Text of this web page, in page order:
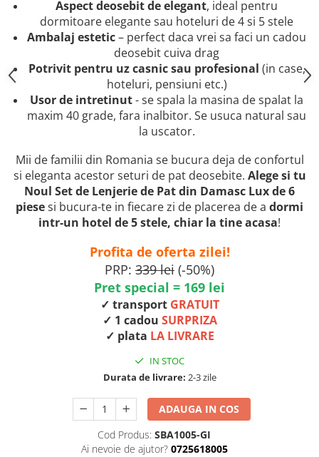
Aspect deosebit de elegant, ideal pentru
dormitoare elegante sau hoteluri de 4 si 5 stele
Ambalaj estetic– perfect daca vrei sa faci un cadou
deosebit cuiva drag
Potrivit pentru uz casnic sau profesional (in case,
hoteluri, pensiuni etc.)
Usor de intretinut- se spala la masina de spalat la
maxim 40 grade, fara inalbitor. Se usuca natural sau
la uscator.
Mii de familii din Romania se bucura deja de confortul
si eleganta acestor seturi de pat deosebite. Alege si tu
Noul Set de Lenjerie de Pat din Damasc Lux de 6
piesesi bucura-te in fiecare zi de placerea de a dormi
intr-un hotel de 5 stele, chiar la tine acasa!
Profita de oferta zilei!
PRP: 339 lei (-50%)
Pret special = 169 lei
✓ transport GRATUIT
✓ 1 cadou SURPRIZA
✓ plata LA LIVRARE
IN STOC
Durata de livrare: 2-3 zile
ADAUGA IN COS
Cod Produs: SBA1005-GI
Ai nevoie de ajutor? 0725618005